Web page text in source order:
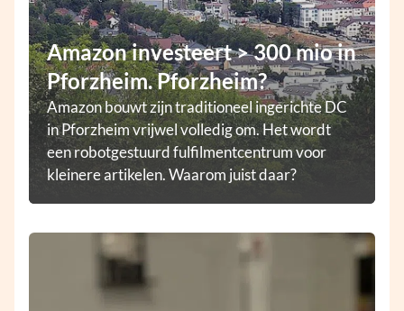
Amazon investeert > 300 mio in
Pforzheim. Pforzheim?
Amazon bouwt zijn traditioneel ingerichte DC
in Pforzheim vrijwel volledig om. Het wordt
een robotgestuurd fulfilmentcentrum voor
kleinere artikelen. Waarom juist daar?